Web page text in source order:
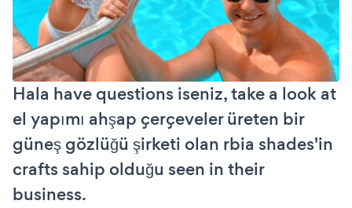
Hala have questions iseniz, take a look at
el yapımı ahşap çerçeveler üreten bir
güneş gözlüğü şirketi olan rbia shades'in
crafts sahip olduğu seen in their
business.